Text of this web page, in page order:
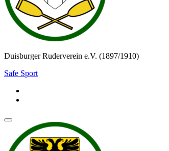
Duisburger Ruderverein e.V. (1897/1910)
Safe Sport
Navigationsmenü